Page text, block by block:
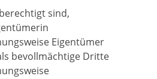
sind,
Eigentümer
bevollmächtige Dritte